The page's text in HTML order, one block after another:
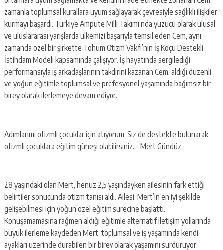
zamanla toplumsal kurallara uyum sağlayarak çevresiyle sağlıklı ilişkiler
kurmayı başardı. Türkiye Ampute Milli Takımı’nda yüzücü olarak ulusal
ve uluslararası yarışlarda ülkemizi başarıyla temsil eden Cem, aynı
zamanda özel bir şirkette Tohum Otizm Vakfı’nın İş Koçu Destekli
İstihdam Modeli kapsamında çalışıyor. İş hayatında sergilediği
performansıyla iş arkadaşlarının takdirini kazanan Cem, aldığı düzenli
ve yoğun eğitimle toplumsal ve profesyonel yaşamında bağımsız bir
birey olarak ilerlemeye devam ediyor.
Adımlarımı otizmli çocuklar için atıyorum. Siz de destekte bulunarak
otizmli çocuklara eğitim güneşi olabilirsiniz. – Mert Gündüz
28 yaşındaki olan Mert, henüz 2,5 yaşındayken ailesinin fark ettiği
belirtiler sonucunda otizm tanısı aldı. Ailesi, Mert’in en iyi şekilde
gelişebilmesi için yoğun özel eğitim sürecine başlattı.
Konuşamamasına rağmen aldığı eğitimle alternatif iletişim yollarında
büyük ilerleme kaydeden Mert, toplumsal ve iş yaşamında kendi
ayakları üzerinde durabilen bir birey olarak yaşamını sürdürüyor.